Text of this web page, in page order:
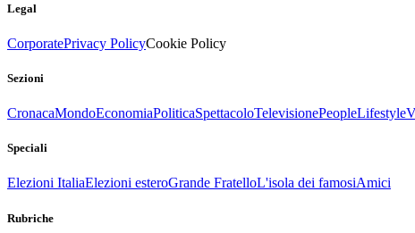
Legal
CorporatePrivacy PolicyCookie Policy
Sezioni
CronacaMondoEconomiaPoliticaSpettacoloTelevisionePeopleLifestyle
Speciali
Elezioni ItaliaElezioni esteroGrande FratelloL'isola dei famosiAmici
Rubriche